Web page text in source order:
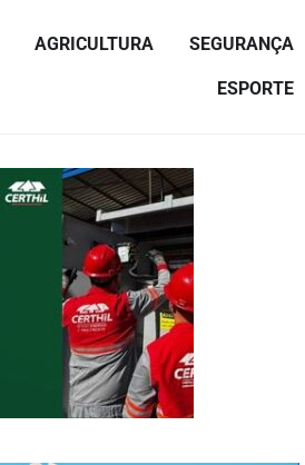
AGRICULTURA SEGURANÇA
ESPORTE